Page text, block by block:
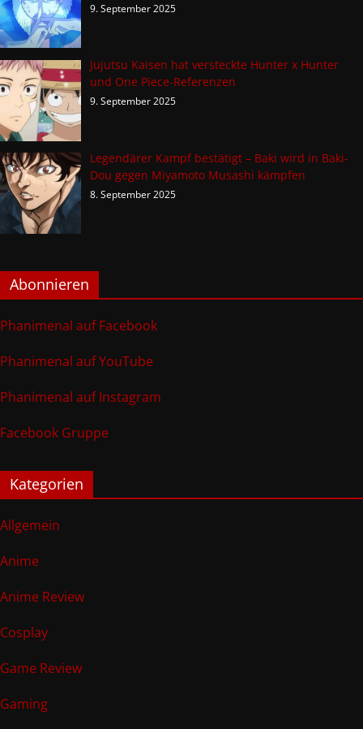
9. September 2025
Jujutsu Kaisen hat versteckte Hunter x Hunter
und One Piece-Referenzen
9. September 2025
Legendärer Kampf bestätigt – Baki wird in Baki-
Dou gegen Miyamoto Musashi kämpfen
8. September 2025
Abonnieren
Phanimenal auf Facebook
Phanimenal auf YouTube
Phanimenal auf Instagram
Facebook Gruppe
Kategorien
Allgemein
Anime
Anime Review
Cosplay
Game Review
Gaming